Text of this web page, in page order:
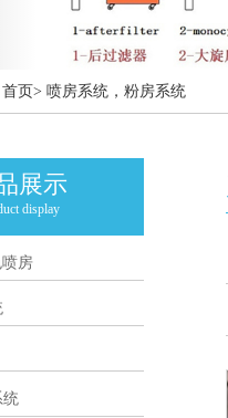
首页> 喷房系统，粉房系统
展示
display
房
统